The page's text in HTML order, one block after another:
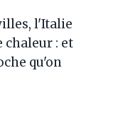
l'Italie
chaleur : et
qu'on